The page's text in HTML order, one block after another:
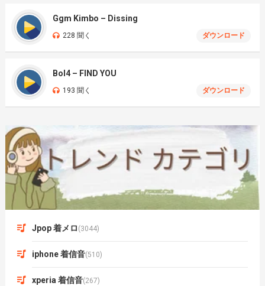
Ggm Kimbo – Dissing
228 聞く ダウンロード
Bol4 – FIND YOU
193 聞く ダウンロード
Jpop 着メロ (3044)
iphone 着信音(510)
xperia 着信音(267)